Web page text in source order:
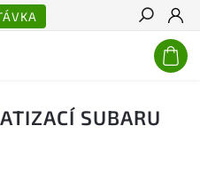
Hledat
SUBARU